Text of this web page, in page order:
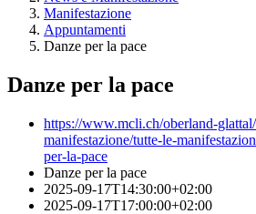
Manifestazione
Appuntamenti
Danze per la pace
Danze per la pace
https://www.mcli.ch/oberland-
manifestazione/tutte-le-
per-la-pace
Danze per la pace
2025-09-17T14:30:00+02:00
2025-09-17T17:00:00+02:00